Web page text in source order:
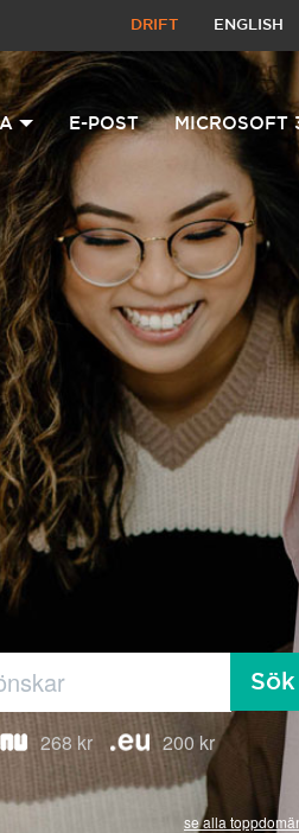
DRIFT ENGLISH
E-POST MICROSOFT
Sök
268 kr
200 kr
se alla